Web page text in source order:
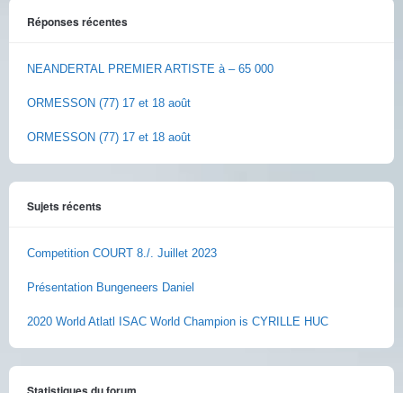
Réponses récentes
NEANDERTAL PREMIER ARTISTE à – 65 000
ORMESSON (77) 17 et 18 août
ORMESSON (77) 17 et 18 août
Sujets récents
Competition COURT 8./. Juillet 2023
Présentation Bungeneers Daniel
2020 World Atlatl ISAC World Champion is CYRILLE HUC